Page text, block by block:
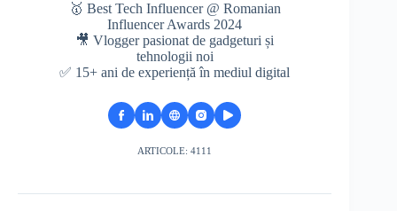
🥇 Best Tech Influencer @ Romanian
Influencer Awards 2024
🎥 Vlogger pasionat de gadgeturi și
tehnologii noi
✅ 15+ ani de experiență în mediul digital
ARTICOLE: 4111